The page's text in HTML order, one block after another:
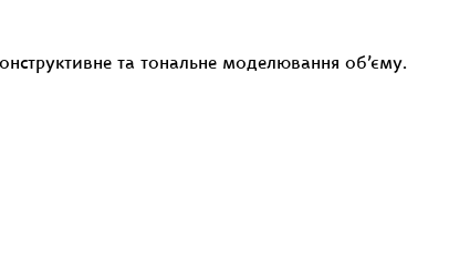
та тональне моделювання об’єму.